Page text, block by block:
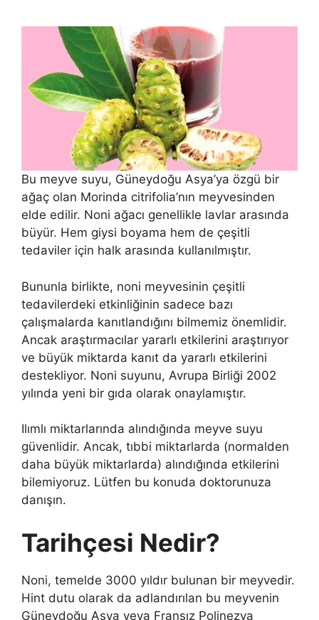
Bu meyve suyu, Güneydoğu Asya’ya özgü bir
ağaç olan Morinda citrifolia’nın meyvesinden
elde edilir. Noni ağacı genellikle lavlar arasında
büyür. Hem giysi boyama hem de çeşitli
tedaviler için halk arasında kullanılmıştır.
Bununla birlikte, noni meyvesinin çeşitli
tedavilerdeki etkinliğinin sadece bazı
çalışmalarda kanıtlandığını bilmemiz önemlidir.
Ancak araştırmacılar yararlı etkilerini araştırıyor
ve büyük miktarda kanıt da yararlı etkilerini
destekliyor. Noni suyunu, Avrupa Birliği 2002
yılında yeni bir gıda olarak onaylamıştır.
Ilımlı miktarlarında alındığında meyve suyu
güvenlidir. Ancak, tıbbi miktarlarda (normalden
daha büyük miktarlarda) alındığında etkilerini
bilemiyoruz. Lütfen bu konuda doktorunuza
danışın.
Tarihçesi Nedir?
Noni, temelde 3000 yıldır bulunan bir meyvedir.
Hint dutu olarak da adlandırılan bu meyvenin
Güneydoğu Asya veya Fransız Polinezya